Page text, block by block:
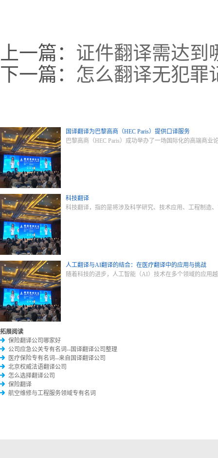
上一篇： 证件翻译需达到
下一篇： 怎么翻译无犯罪
国译翻译为巴黎高商（HEC Paris）提供口译服务
巴黎高商（HEC Paris）成功举办了一场国际化的高端商业
科技翻译
科技翻译，指的是将涉及科学研究、技术应用、工程制造
人工翻译与AI翻译的结合：在医疗翻译中的应用与挑战
随着科技的进步，人工智能（AI）技术在多个领域的应用
拓展阅读
保险翻译公司哪家好
公司应急公关专有名词--国译翻译公司整理
医疗保险专有名词--来自国译翻译公司
北京权威法语翻译公司
怎么选择翻译公司
保险翻译
航空维修与工程服务领域专有名词